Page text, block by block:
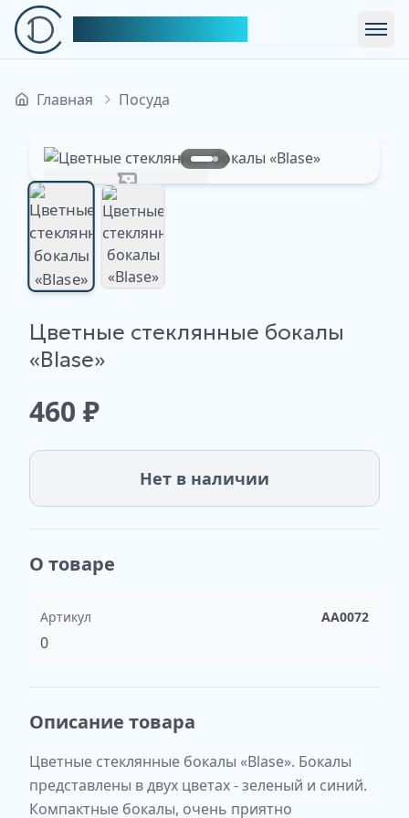
Главная Посуда
Изображение недоступно
Изображение
недоступно
Изображение
Цветные стеклянные бокалы
«Blase»
460 ₽
Нет в наличии
О товаре
Артикул AA0072
0
Описание товара
Цветные стеклянные бокалы «Blase». Бокалы
представлены в двух цветах - зеленый и синий.
Компактные бокалы, очень приятно